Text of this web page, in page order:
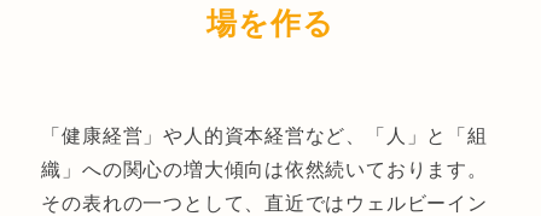
場を作る
「健康経営」や人的資本経営など、「人」と「組
織」への関心の増大傾向は依然続いております。
その表れの一つとして、直近ではウェルビーイン